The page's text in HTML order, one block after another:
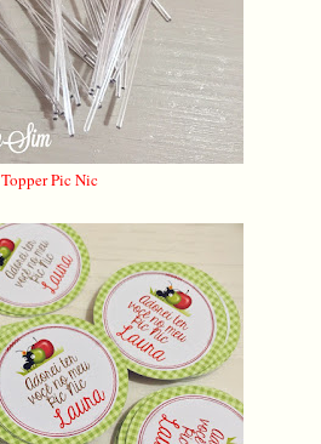
Topper Pic Nic